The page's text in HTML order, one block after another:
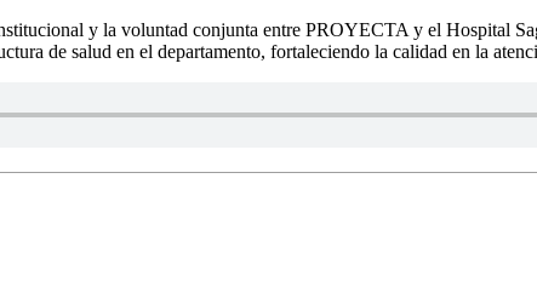
y la voluntad conjunta entre PROYECTA y el Hospital
de salud en el departamento, fortaleciendo la calidad en la